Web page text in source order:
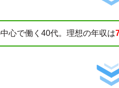
心で働く40代。理想の年収は